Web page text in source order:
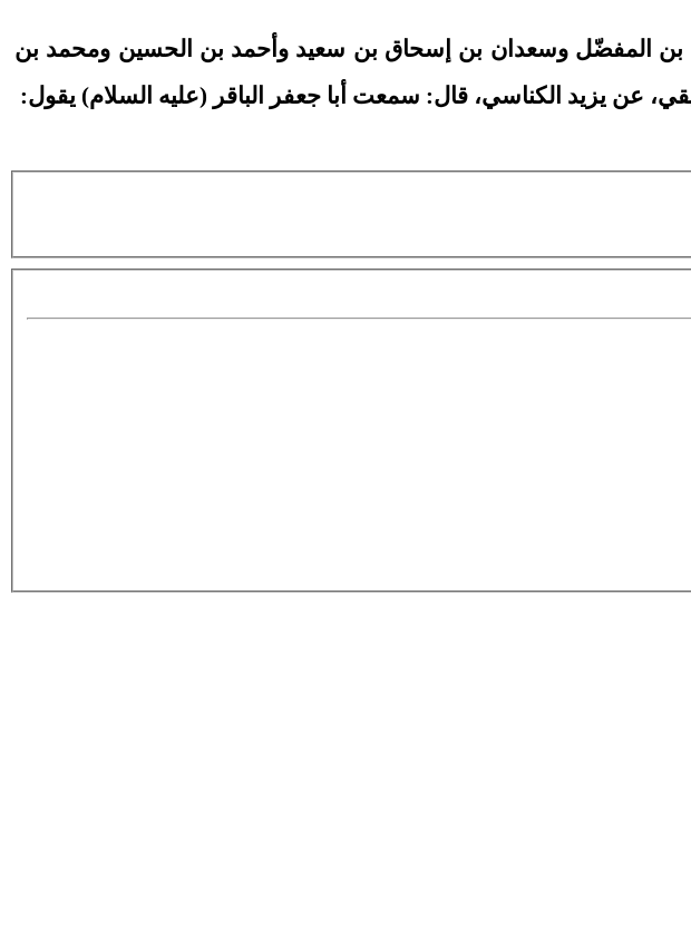
محمد بن المفضّل وسعدان بن إسحاق بن سعيد وأحمد بن الحسين ومحمد بن
عن يزيد الكناسي، قال: سمعت أبا جعفر الباقر (عليه السلام) يقول: